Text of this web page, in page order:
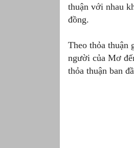
thuận với nhau
đồng.
Theo thỏa thuận
người của Mơ
thỏa thuận ban